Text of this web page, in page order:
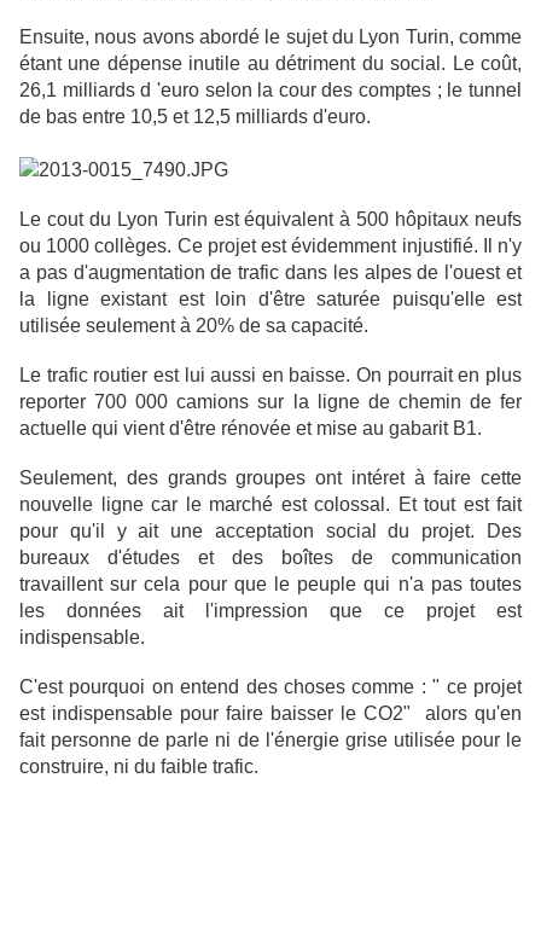
Ensuite, nous avons abordé le sujet du Lyon Turin, comme
étant une dépense inutile au détriment du social. Le coût,
26,1 milliards d 'euro selon la cour des comptes ; le tunnel
de bas entre 10,5 et 12,5 milliards d'euro.
Le cout du Lyon Turin est équivalent à 500 hôpitaux neufs
ou 1000 collèges. Ce projet est évidemment injustifié. Il n'y
a pas d'augmentation de trafic dans les alpes de l'ouest et
la ligne existant est loin d'être saturée puisqu'elle est
utilisée seulement à 20% de sa capacité.
Le trafic routier est lui aussi en baisse. On pourrait en plus
reporter 700 000 camions sur la ligne de chemin de fer
actuelle qui vient d'être rénovée et mise au gabarit B1.
Seulement, des grands groupes ont intéret à faire cette
nouvelle ligne car le marché est colossal. Et tout est fait
pour qu'il y ait une acceptation social du projet. Des
bureaux d'études et des boîtes de communication
travaillent sur cela pour que le peuple qui n'a pas toutes
les données ait l'impression que ce projet est
indispensable.
C'est pourquoi on entend des choses comme : " ce projet
est indispensable pour faire baisser le CO2" alors qu'en
fait personne de parle ni de l'énergie grise utilisée pour le
construire, ni du faible trafic.